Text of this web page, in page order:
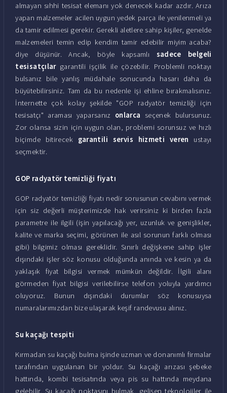
almayan sıhhi tesisat elemanı yok denecek kadar azdır. Arıza
yapan malzemeler acilen uygun yedek parça ile yenilenmeli ya
da tamir edilmesi gerekir. Gerekli aletlere sahip kişiler, genelde
malzemeleri temin edip kendim tamir edebilir miyim acaba?
diye düşünür. Ancak, böyle kapsamlı sadece belgeli
tesisatçılargarantili işçilik ile çözebilir. Problemli noktayı
bulsanız bile yanlış müdahale sonucunda hasarı daha da
büyütebilirsiniz. Tam da bu nedenle işi ehline bırakmalısınız.
İnternette çok kolay şekilde "GOP radyatör temizliği için
tesisatçı" araması yaparsanız onlarca seçenek bulursunuz.
Zor olansa sizin için uygun olan, problemi sorunsuz ve hızlı
biçimde bitirecek garantili servis hizmeti veren ustayı
seçmektir.
GOP radyatör temizliği fiyatı
GOP radyatör temizliği fiyatı nedir sorusunun cevabını vermek
için siz değerli müşterimizde hak verirsiniz ki birden fazla
parametre ile ilgili (işin yapılacağı yer, uzunluk ve genişlikler,
kalite ve marka seçimi, görünen ile asıl sorunun farklı olması
gibi) bilgimiz olması gereklidir. Sınırlı değişkene sahip işler
dışındaki işler söz konusu olduğunda anında ve kesin ya da
yaklaşık fiyat bilgisi vermek mümkün değildir. İlgili alanı
görmeden fiyat bilgisi verilebilirse telefon yoluyla yardımcı
oluyoruz. Bunun dışındaki durumlar söz konusuysa
numaralarımızdan bize ulaşarak keşif randevusu alınız.
Su kaçağı tespiti
Kırmadan su kaçağı bulma işinde uzman ve donanımlı firmalar
tarafından uygulanan bir yoldur. Su kaçağı arızası şebeke
hattında, kombi tesisatında veya pis su hattında meydana
gelebilir. Su kaçağı noktasını bulmak, gelişen teknolojiler ile